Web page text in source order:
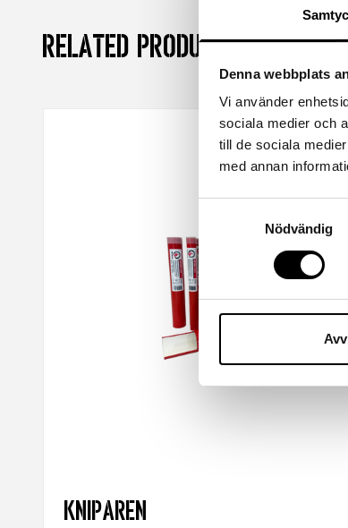
Denna webbplats
Vi använder
sociala medier och
till de sociala
med annan
Nödvändig
Related products
Kniparen